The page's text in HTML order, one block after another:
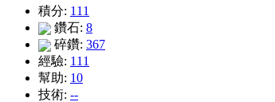
積分: 111
鑽石: 8
碎鑽: 367
經驗: 111
幫助: 10
技術: --